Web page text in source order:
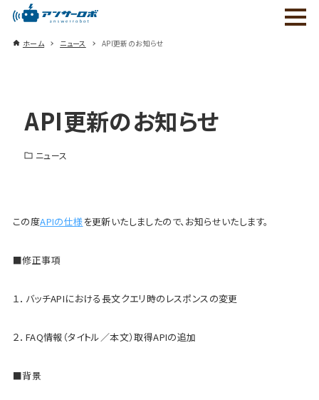
ホーム ニュース API更新のお知らせ
API更新のお知らせ
ニュース
この度APIの仕様を更新いたしましたので、お知らせいたします。
■修正事項
１．バッチAPIにおける長文クエリ時のレスポンスの変更
２．FAQ情報（タイトル／本文）取得APIの追加
■背景